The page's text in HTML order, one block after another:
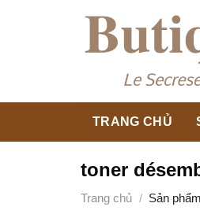
TRANG CHỦ
toner
Trang chủ / Sản